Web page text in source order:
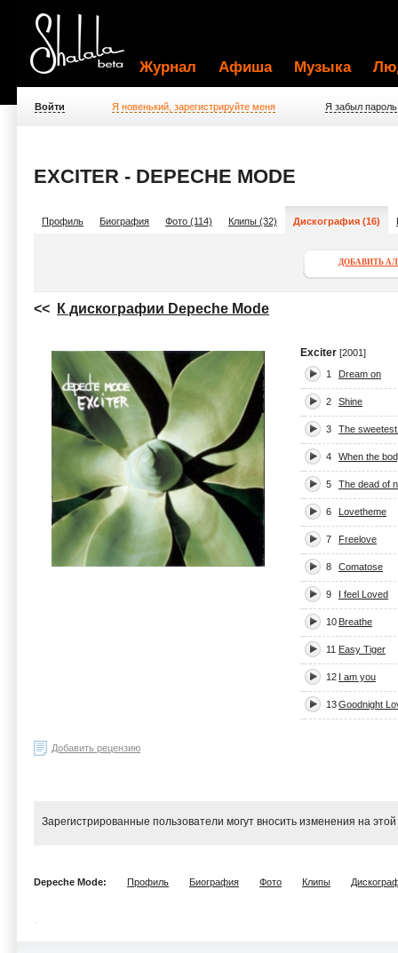
Журнал Афиша Музыка
Войти Я новенький, зарегистрируйте меня Я забыл пароль
EXCITER - DEPECHE MODE
Профиль Биография Фото (114) Клипы (32) Дискография (16)
ДОБАВИТЬ
<< К дискографии Depeche Mode
Exciter [2001]
1
Dream on
2 Shine
3 The
4 When the
5 The dead of
6 Lovetheme
7 Freelove
8 Comatose
9 I feel Loved
10 Breathe
11 Easy Tiger
12 I am you
13Goodnight
Добавить рецензию
Зарегистрированные пользователи могут вносить изменения на
Depeche Mode: Профиль Биография Фото Клипы